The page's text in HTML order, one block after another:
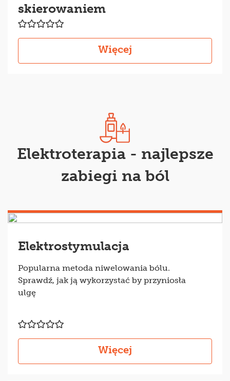
skierowaniem
Więcej
Elektroterapia - najlepsze
zabiegi na ból
Elektrostymulacja
Popularna metoda niwelowania bólu.
Sprawdź, jak ją wykorzystać by przyniosła
ulgę
Więcej